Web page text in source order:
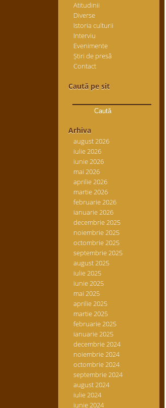
Atitudinii
Diverse
Istoria culturii
Interviu
Evenimente
Știri de presă
Contact
Caută pe sit
după:
Arhiva
august 2026
iulie 2026
iunie 2026
mai 2026
aprilie 2026
martie 2026
februarie 2026
ianuarie 2026
decembrie 2025
noiembrie 2025
octombrie 2025
septembrie 2025
august 2025
iulie 2025
iunie 2025
mai 2025
aprilie 2025
martie 2025
februarie 2025
ianuarie 2025
decembrie 2024
noiembrie 2024
octombrie 2024
septembrie 2024
august 2024
iulie 2024
iunie 2024